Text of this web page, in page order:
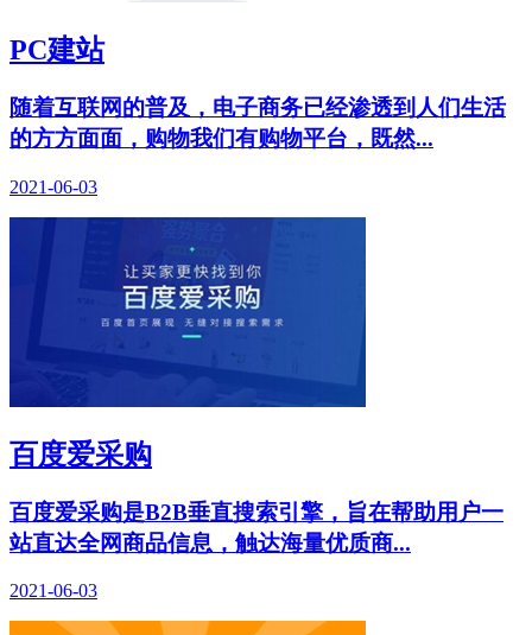
PC建站
随着互联网的普及，电子商务已经渗透到人们生活
的方方面面，购物我们有购物平台，既然...
2021-06-03
百度爱采购
百度爱采购是B2B垂直搜索引擎，旨在帮助用户一
站直达全网商品信息，触达海量优质商...
2021-06-03